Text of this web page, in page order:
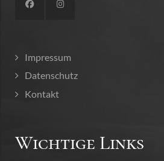
Impressum
Datenschutz
Kontakt
Wichtige Links